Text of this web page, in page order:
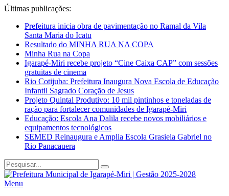
Últimas publicações:
Prefeitura inicia obra de pavimentação no Ramal da Vila
Santa Maria do Icatu
Resultado do MINHA RUA NA COPA
Minha Rua na Copa
Igarapé-Miri recebe projeto “Cine Caixa CAP” com sessões
gratuitas de cinema
Rio Cotijuba: Prefeitura Inaugura Nova Escola de Educação
Infantil Sagrado Coração de Jesus
Projeto Quintal Produtivo: 10 mil pintinhos e toneladas de
ração para fortalecer comunidades de Igarapé-Miri
Educação: Escola Ana Dalila recebe novos mobiliários e
equipamentos tecnológicos
SEMED Reinaugura e Amplia Escola Grasiela Gabriel no
Rio Panacauera
Menu